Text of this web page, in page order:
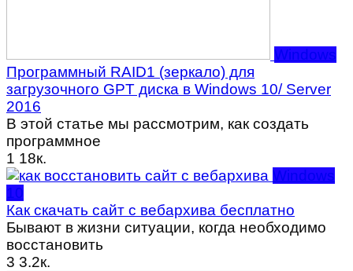
Windows
Программный RAID1 (зеркало) для
загрузочного GPT диска в Windows 10/ Server
2016
В этой статье мы рассмотрим, как создать
программное
1 18к.
Windows
10
Как скачать сайт с вебархива бесплатно
Бывают в жизни ситуации, когда необходимо
восстановить
3 3.2к.